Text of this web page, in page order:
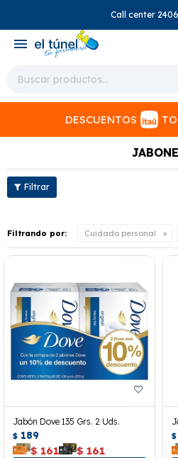
Call center
menu
DESCUENTOS
Filtrando por: Cuidado personal
Jabón Dove 135 Grs. 2 Uds.
$ 189
$ 161 $ 161
$
close